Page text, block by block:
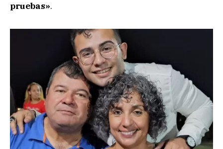
pruebas».